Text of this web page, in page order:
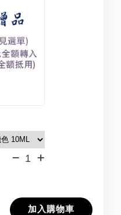
- +
加入購物車